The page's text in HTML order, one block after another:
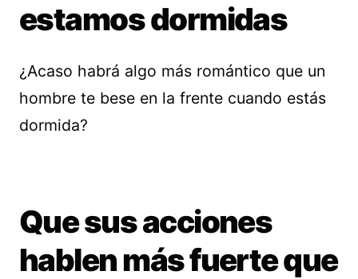
estamos dormidas
¿Acaso habrá algo más romántico que un
hombre te bese en la frente cuando estás
dormida?
Que sus acciones
hablen más fuerte que